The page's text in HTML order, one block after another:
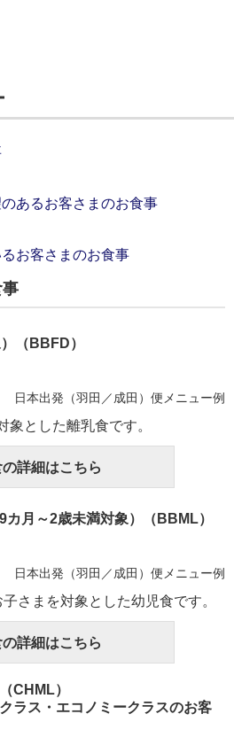
あるお客さまのお食事
お客さまのお食事
（BBFD）
日本出発（羽田／成田）便メニュー例
象とした離乳食です。
詳細はこちら
月～2歳未満対象）（BBML）
日本出発（羽田／成田）便メニュー例
さまを対象とした幼児食です。
詳細はこちら
CHML）
ラス・エコノミークラスのお客